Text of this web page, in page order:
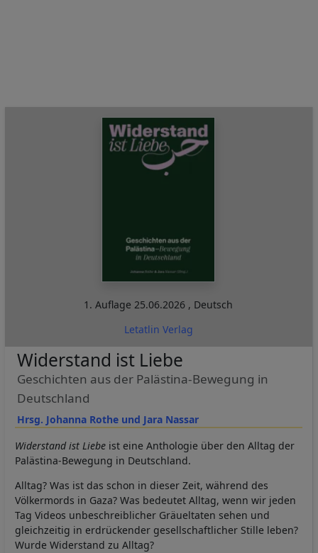
1. Auflage25.06.2026 , Deutsch
Letatlin Verlag
Hrsg. Johanna Rothe und Jara Nassar
Widerstand ist Liebe
Geschichten aus der Palästina-Bewegung in
Deutschland
Widerstand ist Liebe ist eine Anthologie über den Alltag der
Palästina-Bewegung in Deutschland.
Alltag? Was ist das schon in dieser Zeit, während des
Völkermords in Gaza? Was bedeutet Alltag, wenn wir jeden
Tag Videos unbeschreiblicher Gräueltaten sehen und
gleichzeitig in erdrückender gesellschaftlicher Stille leben?
Wurde Widerstand zu Alltag?